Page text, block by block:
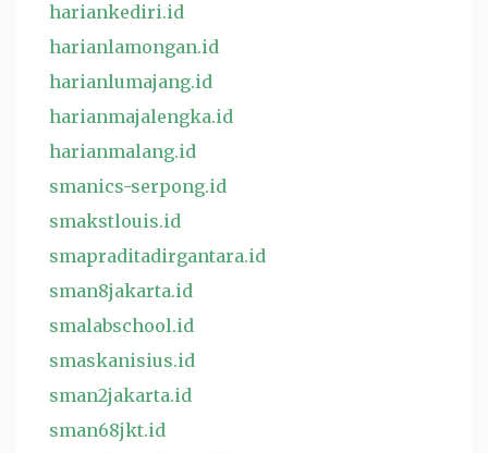
hariankediri.id
harianlamongan.id
harianlumajang.id
harianmajalengka.id
harianmalang.id
smanics-serpong.id
smakstlouis.id
smapraditadirgantara.id
sman8jakarta.id
smalabschool.id
smaskanisius.id
sman2jakarta.id
sman68jkt.id